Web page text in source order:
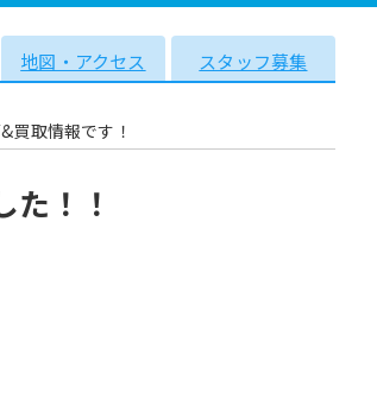
地図・アクセス スタッフ募集
買取情報です！
！！